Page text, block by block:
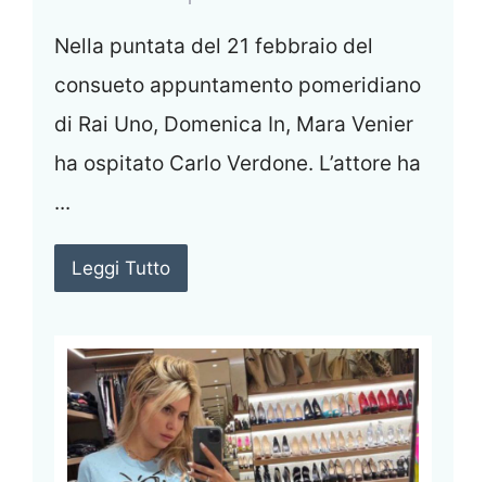
Nella puntata del 21 febbraio del
consueto appuntamento pomeridiano
di Rai Uno, Domenica In, Mara Venier
ha ospitato Carlo Verdone. L’attore ha
...
Leggi Tutto